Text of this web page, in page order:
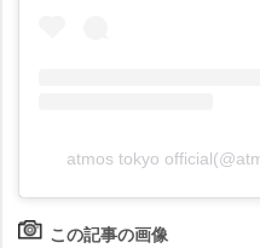
atmos tokyo
この記事の画像